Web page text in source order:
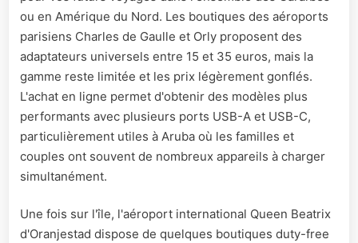
ou en Amérique du Nord. Les boutiques des aéroports
parisiens Charles de Gaulle et Orly proposent des
adaptateurs universels entre 15 et 35 euros, mais la
gamme reste limitée et les prix légèrement gonflés.
L'achat en ligne permet d'obtenir des modèles plus
performants avec plusieurs ports USB-A et USB-C,
particulièrement utiles à Aruba où les familles et
couples ont souvent de nombreux appareils à charger
simultanément.
Une fois sur l'île, l'aéroport international Queen Beatrix
d'Oranjestad dispose de quelques boutiques duty-free